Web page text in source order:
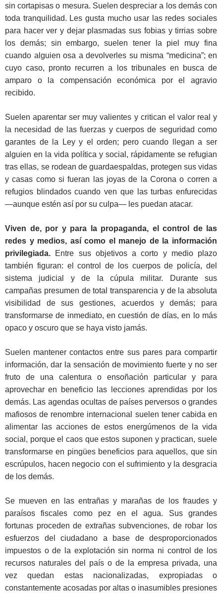
sin cortapisas o mesura. Suelen despreciar a los demás con
toda tranquilidad. Les gusta mucho usar las redes sociales
para hacer ver y dejar plasmadas sus fobias y tirrias sobre
los demás; sin embargo, suelen tener la piel muy fina
cuando alguien osa a devolverles su misma “medicina”; en
cuyo caso, pronto recurren a los tribunales en busca de
amparo o la compensación económica por el agravio
recibido.
Suelen aparentar ser muy valientes y critican el valor real y
la necesidad de las fuerzas y cuerpos de seguridad como
garantes de la Ley y el orden; pero cuando llegan a ser
alguien en la vida política y social, rápidamente se refugian
tras ellas, se rodean de guardaespaldas, protegen sus vidas
y casas como si fueran las joyas de la Corona o corren a
refugios blindados cuando ven que las turbas enfurecidas
—aunque estén así por su culpa— les puedan atacar.
Viven de, por y para la propaganda, el control de las
redes y medios, así como el manejo de la información
privilegiada. Entre sus objetivos a corto y medio plazo
también figuran: el control de los cuerpos de policía, del
sistema judicial y de la cúpula militar. Durante sus
campañas presumen de total transparencia y de la absoluta
visibilidad de sus gestiones, acuerdos y demás; para
transformarse de inmediato, en cuestión de días, en lo más
opaco y oscuro que se haya visto jamás.
Suelen mantener contactos entre sus pares para compartir
información, dar la sensación de movimiento fuerte y no ser
fruto de una calentura o ensoñación particular y para
aprovechar en beneficio las lecciones aprendidas por los
demás. Las agendas ocultas de países perversos o grandes
mafiosos de renombre internacional suelen tener cabida en
alimentar las acciones de estos energúmenos de la vida
social, porque el caos que estos suponen y practican, suele
transformarse en pingües beneficios para aquellos, que sin
escrúpulos, hacen negocio con el sufrimiento y la desgracia
de los demás.
Se mueven en las entrañas y marañas de los fraudes y
paraísos fiscales como pez en el agua. Sus grandes
fortunas proceden de extrañas subvenciones, de robar los
esfuerzos del ciudadano a base de desproporcionados
impuestos o de la explotación sin norma ni control de los
recursos naturales del país o de la empresa privada, una
vez quedan estas nacionalizadas, expropiadas o
constantemente acosadas por altas o inasumibles presiones